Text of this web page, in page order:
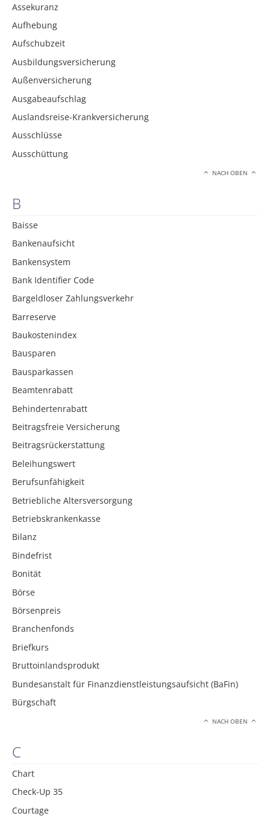
Assekuranz
Aufhebung
Aufschubzeit
Ausbildungsversicherung
Außenversicherung
Ausgabeaufschlag
Auslandsreise-Krankversicherung
Ausschlüsse
Ausschüttung
NACH OBEN
B
Baisse
Bankenaufsicht
Bankensystem
Bank Identifier Code
Bargeldloser Zahlungsverkehr
Barreserve
Baukostenindex
Bausparen
Bausparkassen
Beamtenrabatt
Behindertenrabatt
Beitragsfreie Versicherung
Beitragsrückerstattung
Beleihungswert
Berufsunfähigkeit
Betriebliche Altersversorgung
Betriebskrankenkasse
Bilanz
Bindefrist
Bonität
Börse
Börsenpreis
Branchenfonds
Briefkurs
Bruttoinlandsprodukt
Bundesanstalt für Finanzdienstleistungsaufsicht (BaFin)
Bürgschaft
NACH OBEN
C
Chart
Check-Up 35
Courtage